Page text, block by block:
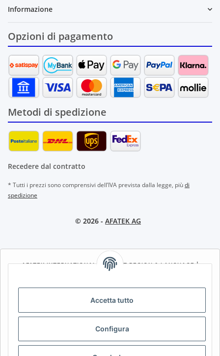
Accetta tutto
Configura
Informazione
Opzioni di pagamento
Metodi di spedizione
Recedere dal contratto
* Tutti i prezzi sono comprensivi dell’IVA prevista dalla legge, piùdi
spedizione
© 2026 - AFATEK AG
AFATEK INTERNATIONAL – SELECT REGION & LANGUAGE |
CHOISIR LA RÉGION ET LA LANGUE | SELECCIONAR REGIÓN E
CH (DE)
CH (IT) BE (NL) BE (FR) NL
ES